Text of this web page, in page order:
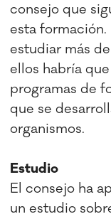
consejo que
esta
estudiar más
ellos habría
programas de
que se
organismos.
Estudio
El consejo ha
un estudio